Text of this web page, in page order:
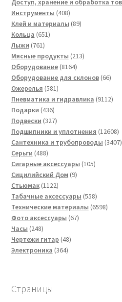
Доступ, хранение и обработка
Инструменты 408408
товаров
Клей и материалы 8989
Кольца 651651
Лыжи 761761
товар
Мясные продукты 213213
Оборудование 81648164
товара
Оборудование для склонов 6666
Ожерелья 581581
товар
Пневматика и гидравлика 91129112
Подарки 436436
товаров
Подвески 327327
товаров
Подшипники и уплотнения 12608
Сантехника и трубопроводы 3407
Серьги 488488
товаров
Сигарные аксессуары 105105
Сицилийский Дом 99
Стьюмак 11221122
товара
Табачные аксессуары 558558
товаров
Технические материалы 65986598
Фото аксессуары 6767
Часы 248248
товаров
Чертежи гитар 4848
Электроника 364364
Страницы